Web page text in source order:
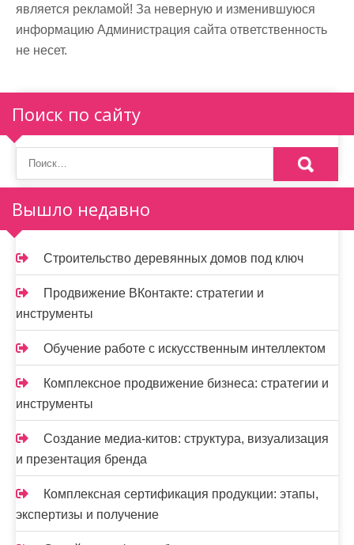
является рекламой! За неверную и изменившуюся
информацию Администрация сайта ответственность
не несет.
Поиск по сайту
Вышло недавно
Строительство деревянных домов под ключ
Продвижение ВКонтакте: стратегии и
инструменты
Обучение работе с искусственным интеллектом
Комплексное продвижение бизнеса: стратегии и
инструменты
Создание медиа-китов: структура, визуализация
и презентация бренда
Комплексная сертификация продукции: этапы,
экспертизы и получение